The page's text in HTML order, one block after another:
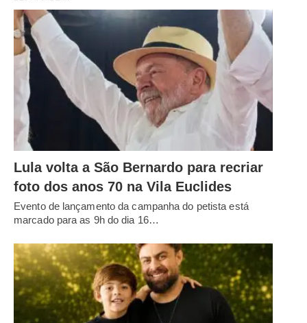
Lula volta a São Bernardo para recriar
foto dos anos 70 na Vila Euclides
Evento de lançamento da campanha do petista está
marcado para as 9h do dia 16…